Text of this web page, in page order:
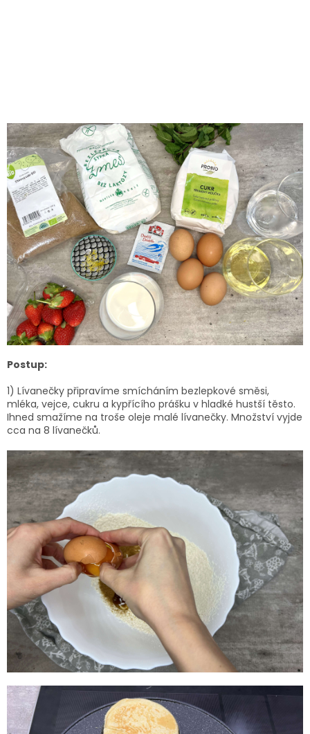
Postup:
1) Lívanečky připravíme smícháním bezlepkové směsi,
mléka, vejce, cukru a kypřícího prášku v hladké hustší těsto.
Ihned smažíme na troše oleje malé lívanečky. Množství vyjde
cca na 8 lívanečků.